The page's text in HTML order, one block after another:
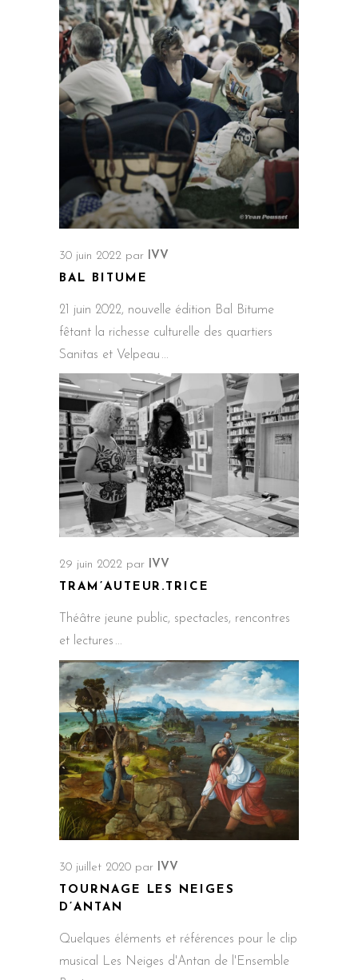
30 juin 2022 par
IVV
BAL BITUME
21 juin 2022, nouvelle édition Bal Bitume
fêtant la richesse culturelle des quartiers
Sanitas et Velpeau
29 juin 2022 par IVV
TRAM’AUTEUR.TRICE
Théâtre jeune public, spectacles, rencontres
et lectures
30 juillet 2020 par
IVV
TOURNAGE LES NEIGES
D’ANTAN
Quelques éléments et références pour le clip
musical Les Neiges d'Antan de l'Ensemble